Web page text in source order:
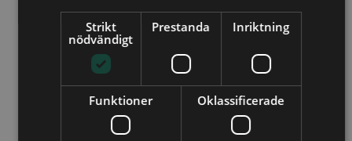
Strikt
nödvändigt
Prestanda Inriktning
Funktioner Oklassificerade